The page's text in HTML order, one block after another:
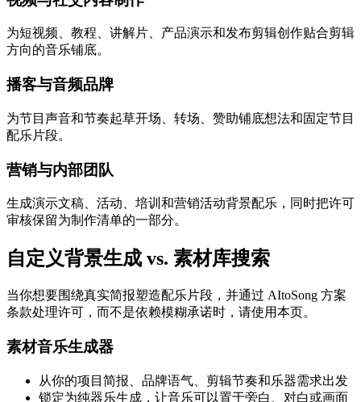
为短视频、教程、讲解片、产品演示和发布剪辑创作贴合剪辑
方向的音乐铺底。
播客与音频品牌
为节目声音和节奏起草开场、转场、赞助铺底想法和固定节目
配乐片段。
营销与内部团队
生成演示文稿、活动、培训和营销活动背景配乐，同时把许可
审核保留为制作清单的一部分。
自定义背景生成 vs. 素材库搜索
当你想要围绕真实简报塑造配乐片段，并通过 AItoSong 方案
条款处理许可，而不是依赖模糊承诺时，请使用本页。
素材音乐生成器
从你的项目简报、品牌语气、剪辑节奏和乐器需求出发
锁定为纯器乐生成，让音乐可以置于旁白、对白或画面